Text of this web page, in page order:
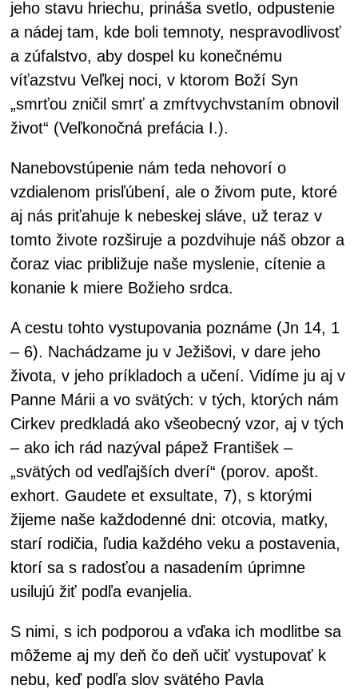
jeho stavu hriechu, prináša svetlo, odpustenie
a nádej tam, kde boli temnoty, nespravodlivosť
a zúfalstvo, aby dospel ku konečnému
víťazstvu Veľkej noci, v ktorom Boží Syn
„smrťou zničil smrť a zmŕtvychvstaním obnovil
život“ (Veľkonočná prefácia I.).
Nanebovstúpenie nám teda nehovorí o
vzdialenom prisľúbení, ale o živom pute, ktoré
aj nás priťahuje k nebeskej sláve, už teraz v
tomto živote rozširuje a pozdvihuje náš obzor a
čoraz viac približuje naše myslenie, cítenie a
konanie k miere Božieho srdca.
A cestu tohto vystupovania poznáme (Jn 14, 1
– 6). Nachádzame ju v Ježišovi, v dare jeho
života, v jeho príkladoch a učení. Vidíme ju aj v
Panne Márii a vo svätých: v tých, ktorých nám
Cirkev predkladá ako všeobecný vzor, aj v tých
– ako ich rád nazýval pápež František –
„svätých od vedľajších dverí“ (porov. apošt.
exhort. Gaudete et exsultate, 7), s ktorými
žijeme naše každodenné dni: otcovia, matky,
starí rodičia, ľudia každého veku a postavenia,
ktorí sa s radosťou a nasadením úprimne
usilujú žiť podľa evanjelia.
S nimi, s ich podporou a vďaka ich modlitbe sa
môžeme aj my deň čo deň učiť vystupovať k
nebu, keď podľa slov svätého Pavla